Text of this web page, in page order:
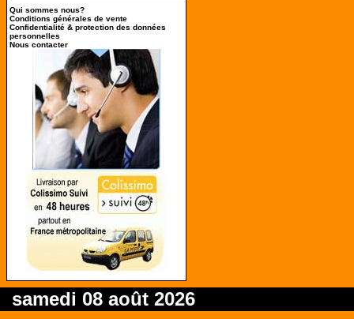
Qui sommes nous?
Conditions générales de vente
Confidentialité & protection des données
personnelles
Nous contacter
samedi 08 août 2026